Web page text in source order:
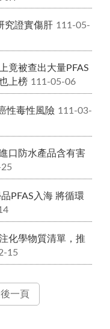
究證實傷肝 111-05-
竟被查出大量PFAS
上榜 111-05-06
性毒性風險 111-03-
口防水產品含有害
PFAS入海 將循環
化學物質清單，推
15
一頁